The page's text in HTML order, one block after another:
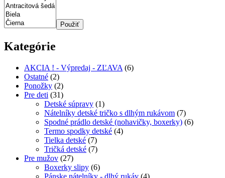
Použiť
Kategórie
AKCIA ! - Výpredaj - ZĽAVA (6)
Ostatné (2)
Ponožky (2)
Pre deti (31)
Detské súpravy (1)
Nátelníky detské tričko s dlhým rukávom (7)
Spodné prádlo detské (nohavičky, boxerky) (6)
Termo spodky detské (4)
Tielka detské (7)
Tričká detské (7)
Pre mužov (27)
Boxerky slipy (6)